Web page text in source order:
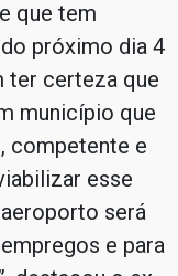
que tem
próximo dia 4
ter certeza que
município que
competente e
esse
será
e para